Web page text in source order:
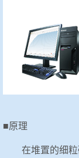
■原理
在堆置的细